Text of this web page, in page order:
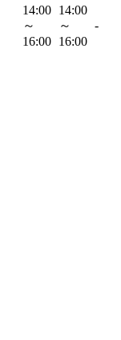
14:00
～
16:00
14:00
～
16:00
-